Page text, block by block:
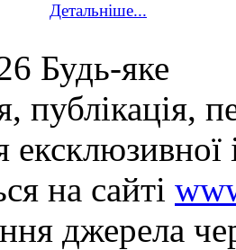
Детальніше...
Будь-яке
публiкацiя,
на сайті
джерела